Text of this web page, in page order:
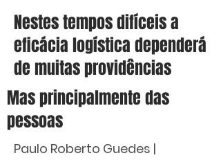
Nestes tempos difíceis a
eficácia logística dependerá
de muitas providências
Mas principalmente das
pessoas
Paulo Roberto Guedes |